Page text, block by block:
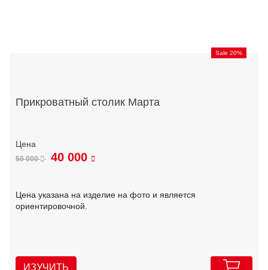
Sale 20%
Прикроватный столик Марта
50 000 40 000
Цена указана на изделие на фото и является
ориентировочной.
ИЗУЧИТЬ